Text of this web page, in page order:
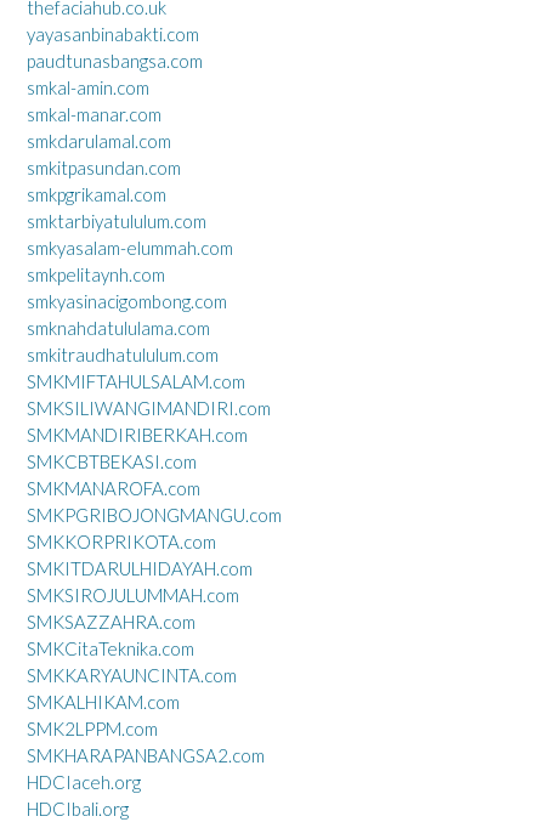
thefaciahub.co.uk
yayasanbinabakti.com
paudtunasbangsa.com
smkal-amin.com
smkal-manar.com
smkdarulamal.com
smkitpasundan.com
smkpgrikamal.com
smktarbiyatululum.com
smkyasalam-elummah.com
smkpelitaynh.com
smkyasinacigombong.com
smknahdatululama.com
smkitraudhatululum.com
SMKMIFTAHULSALAM.com
SMKSILIWANGIMANDIRI.com
SMKMANDIRIBERKAH.com
SMKCBTBEKASI.com
SMKMANAROFA.com
SMKPGRIBOJONGMANGU.com
SMKKORPRIKOTA.com
SMKITDARULHIDAYAH.com
SMKSIROJULUMMAH.com
SMKSAZZAHRA.com
SMKCitaTeknika.com
SMKKARYAUNCINTA.com
SMKALHIKAM.com
SMK2LPPM.com
SMKHARAPANBANGSA2.com
HDCIaceh.org
HDCIbali.org